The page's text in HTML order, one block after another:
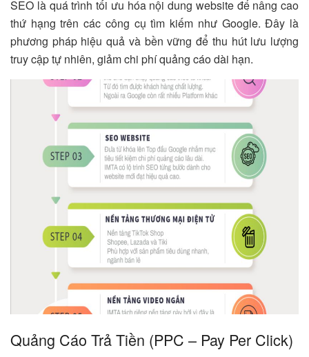
SEO là quá trình tối ưu hóa nội dung website để nâng cao
thứ hạng trên các công cụ tìm kiếm như Google. Đây là
phương pháp hiệu quả và bền vững để thu hút lưu lượng
truy cập tự nhiên, giảm chi phí quảng cáo dài hạn.
Quảng Cáo Trả Tiền (PPC – Pay Per Click)